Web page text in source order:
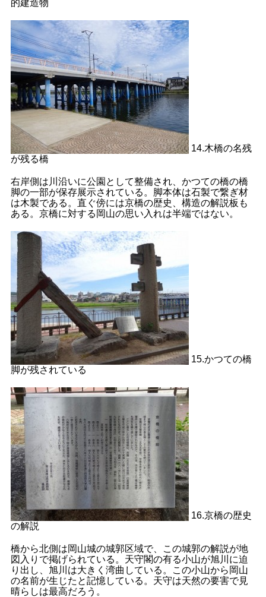
的建造物
14.木橋の名残
が残る橋
右岸側は川沿いに公園として整備され、かつての橋の橋
脚の一部が保存展示されている。脚本体は石製で繋ぎ材
は木製である。直ぐ傍には京橋の歴史、構造の解説板も
ある。京橋に対する岡山の思い入れは半端ではない。
15.かつての橋
脚が残されている
16.京橋の歴史
の解説
橋から北側は岡山城の城郭区域で、この城郭の解説が地
図入りで掲げられている。天守閣の有る小山が旭川に迫
り出し、旭川は大きく湾曲している。この小山から岡山
の名前が生じたと記憶している。天守は天然の要害で見
晴らしは最高だろう。